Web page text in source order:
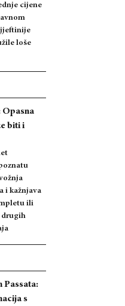
cijene
loše
Opasna
biti i
i kažnjava
ili
drugih
Passata:
s